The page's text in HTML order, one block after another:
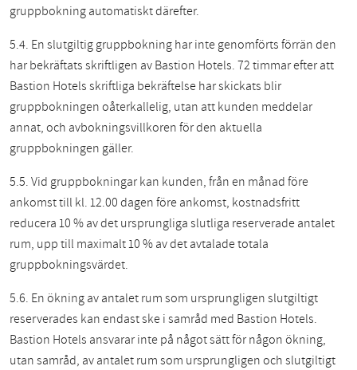
gruppbokning automatiskt därefter.
5.4. En slutgiltig gruppbokning har inte genomförts förrän den
har bekräftats skriftligen av Bastion Hotels. 72 timmar efter att
Bastion Hotels skriftliga bekräftelse har skickats blir
gruppbokningen oåterkallelig, utan att kunden meddelar
annat, och avbokningsvillkoren för den aktuella
gruppbokningen gäller.
5.5. Vid gruppbokningar kan kunden, från en månad före
ankomst till kl. 12.00 dagen före ankomst, kostnadsfritt
reducera 10 % av det ursprungliga slutliga reserverade antalet
rum, upp till maximalt 10 % av det avtalade totala
gruppbokningsvärdet.
5.6. En ökning av antalet rum som ursprungligen slutgiltigt
reserverades kan endast ske i samråd med Bastion Hotels.
Bastion Hotels ansvarar inte på något sätt för någon ökning,
utan samråd, av antalet rum som ursprungligen och slutgiltigt